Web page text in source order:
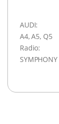
AUDI:
A4, A5, Q5
Radio: